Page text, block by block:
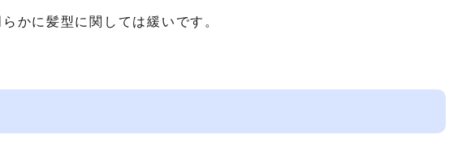
かに髪型に関しては緩いです。